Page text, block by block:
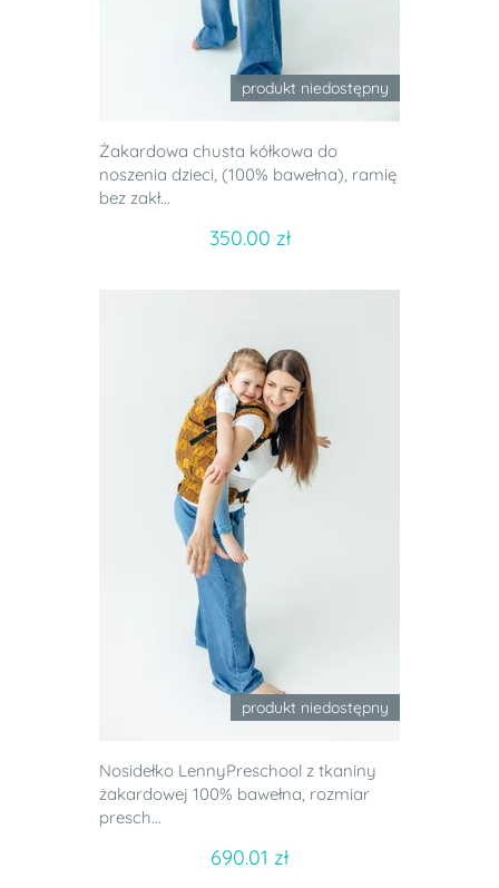
produkt niedostępny
Żakardowa chusta kółkowa do
noszenia dzieci, (100% bawełna), ramię
bez zakł...
350.00 zł
produkt niedostępny
Nosidełko LennyPreschool z tkaniny
żakardowej 100% bawełna, rozmiar
presch...
690.01 zł